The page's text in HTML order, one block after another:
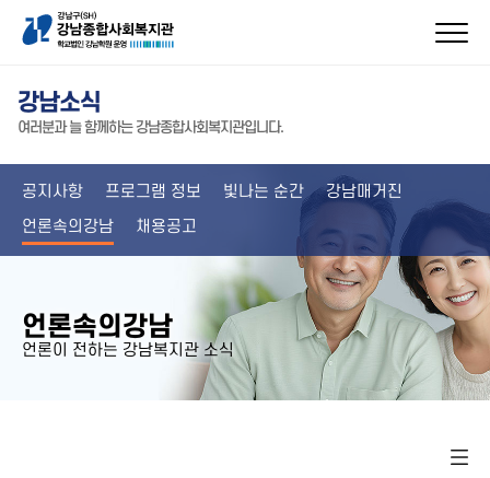
강남소식
여러분과 늘 함께하는 강남종합사회복지관입니다.
공지사항 프로그램 정보 빛나는 순간
강남매거진
언론속의강남
채용공고
언론속의강남
언론이 전하는 강남복지관 소식